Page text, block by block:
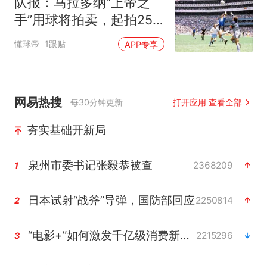
手”用球将拍卖，起拍250
万美元
懂球帝 1跟贴 APP专享
网易热搜 每30分钟更新 打开应用 查看全部
夯实基础开新局
1 泉州市委书记张毅恭被查 2368209
2 日本试射“战斧”导弹，国防部回应2250814
3 “电影+”如何激发千亿级消费新活力？ 2215296